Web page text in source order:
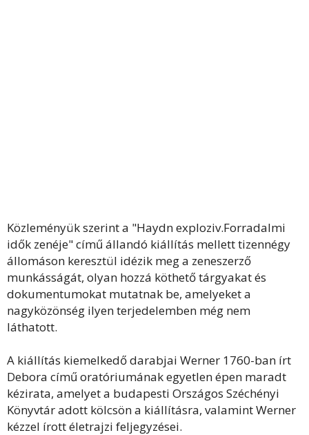
Közleményük szerint a "Haydn exploziv.Forradalmi
idők zenéje" című állandó kiállítás mellett tizennégy
állomáson keresztül idézik meg a zeneszerző
munkásságát, olyan hozzá köthető tárgyakat és
dokumentumokat mutatnak be, amelyeket a
nagyközönség ilyen terjedelemben még nem
láthatott.
A kiállítás kiemelkedő darabjai Werner 1760-ban írt
Debora című oratóriumának egyetlen épen maradt
kézirata, amelyet a budapesti Országos Széchényi
Könyvtár adott kölcsön a kiállításra, valamint Werner
kézzel írott életrajzi feljegyzései.